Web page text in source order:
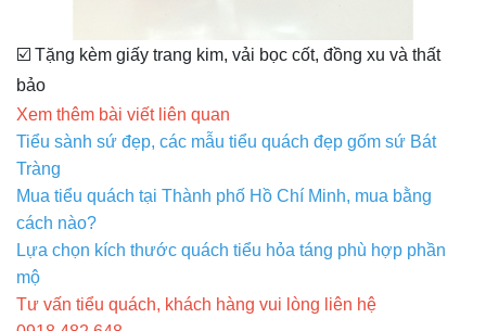
☑️ Tặng kèm giấy trang kim, vải bọc cốt, đồng xu và thất
bảo
Xem thêm bài viết liên quan
Tiểu sành sứ đẹp, các mẫu tiểu quách đẹp gốm sứ Bát
Tràng
Mua tiểu quách tại Thành phố Hồ Chí Minh, mua bằng
cách nào?
Lựa chọn kích thước quách tiểu hỏa táng phù hợp phần
mộ
Tư vấn tiểu quách, khách hàng vui lòng liên hệ